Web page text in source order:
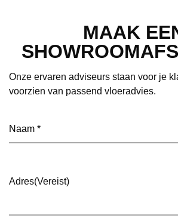
MAAK
Onze ervaren adviseurs staan voor je
voorzien van passend vloeradvies.
Naam (Vereist)
Adres(Vereist)